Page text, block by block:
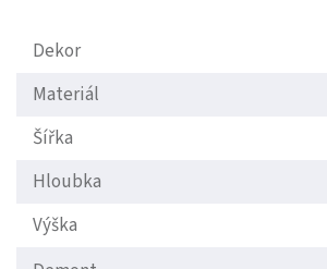
Dekor
Materiál
Šířka
Hloubka
Výška